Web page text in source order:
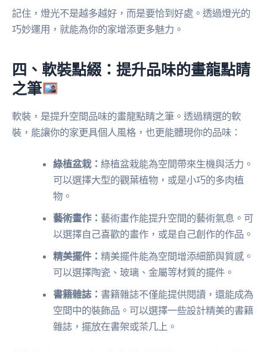
記住，燈光不是越多越好，而是要恰到好處。透過燈光的
巧妙運用，就能為你的家增添更多魅力。
四、軟裝點綴：提升品味的畫龍點睛
之筆
軟裝，是提升空間品味的畫龍點睛之筆。透過精選的軟
裝，能讓你的家更具個人風格，也更能體現你的品味：
綠植盆栽：綠植盆栽能為空間帶來生機與活力。
可以選擇大型的觀葉植物，或是小巧的多肉植
物。
藝術畫作： 藝術畫作能提升空間的藝術氣息。可
以選擇自己喜歡的畫作，或是自己創作的作品。
精美擺件：精美擺件能為空間增添細節與質感。
可以選擇陶瓷、玻璃、金屬等材質的擺件。
書籍雜誌： 書籍雜誌不僅能提供閱讀，還能成為
空間中的裝飾品。可以選擇一些設計精美的書籍
雜誌，擺放在書架或茶几上。